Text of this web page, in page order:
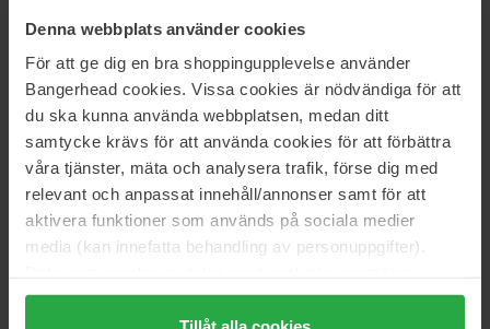
Denna webbplats använder cookies
För att ge dig en bra shoppingupplevelse använder
Bangerhead cookies. Vissa cookies är nödvändiga för att
du ska kunna använda webbplatsen, medan ditt
samtycke krävs för att använda cookies för att förbättra
våra tjänster, mäta och analysera trafik, förse dig med
relevant och anpassat innehåll/annonser samt för att
aktivera funktioner som används på sociala medier
media (kan innefatta behandling av personuppgifter).
Genom att trycka på "Tillåt alla cookies" accepterar du
alla cookies, medan du under "Detaljer" kan anpassa
Chloé
Nomade Lumiére d’Egypte
30 ml
87 €
Chloé
30 ml
98 €
Chloé
Rose Naturelle Intense
30 ml